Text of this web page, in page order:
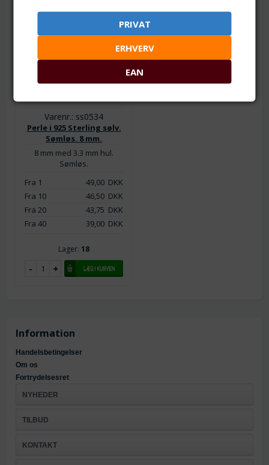
Varenr.: ss0534
Perle i 925 Sterling sølv.
Sømløs. 8 mm.
8 mm med 3.3 mm hul.
Sømløs.
Fra 1
49,00DKK
Fra 10
46,50DKK
Fra 20
43,75 DKK
Fra 40
39,00DKK
Lager: 18
Information
Handelsbetingelser
Om os
Fortrydelsesret
NYHEDER
TILBUD
KONTAKT
PRIVAT
ERHVERV
EAN